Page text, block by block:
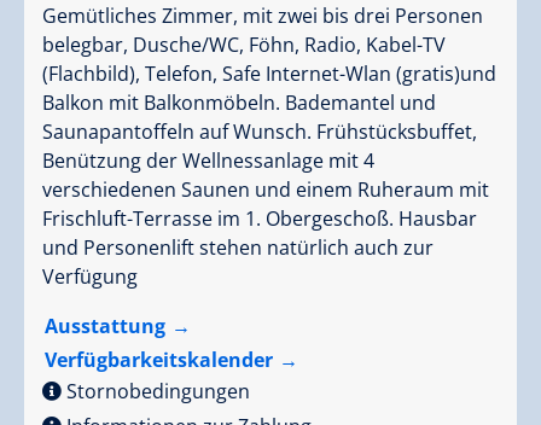
Gemütliches Zimmer, mit zwei bis drei Personen
belegbar, Dusche/WC, Föhn, Radio, Kabel-TV
(Flachbild), Telefon, Safe Internet-Wlan (gratis)und
Balkon mit Balkonmöbeln. Bademantel und
Saunapantoffeln auf Wunsch. Frühstücksbuffet,
Benützung der Wellnessanlage mit 4
verschiedenen Saunen und einem Ruheraum mit
Frischluft-Terrasse im 1. Obergeschoß. Hausbar
und Personenlift stehen natürlich auch zur
Verfügung
Ausstattung
Verfügbarkeitskalender
Stornobedingungen